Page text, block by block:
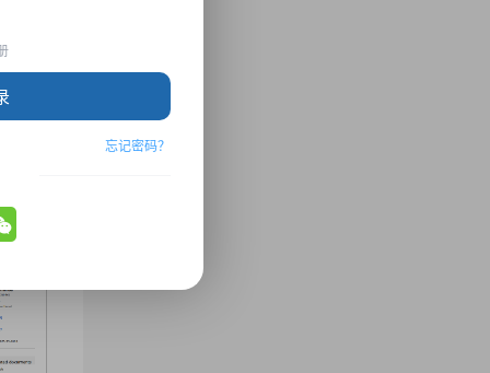
忘记密码？